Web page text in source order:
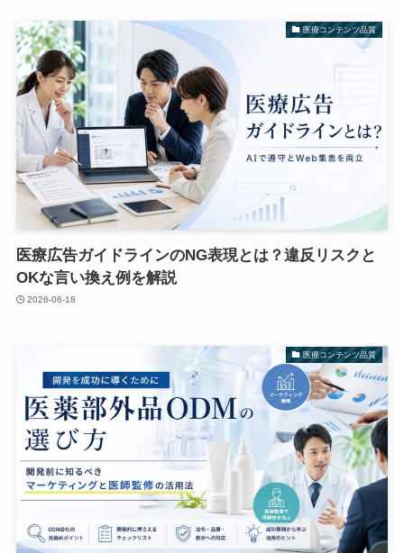
医療コンテンツ品質
医療広告ガイドラインのNG表現とは？違反リスクと
OKな言い換え例を解説
2026-06-18
医療コンテンツ品質